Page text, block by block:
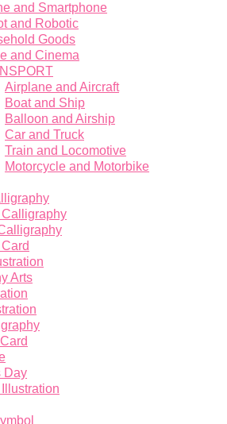
and Smartphone
and Robotic
Goods
and Cinema
Airplane and Aircraft
Boat and Ship
Balloon and Airship
Car and Truck
Train and Locomotive
Motorcycle and Motorbike
Arts
Day